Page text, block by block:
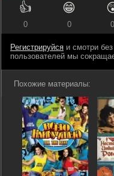
👍
0
😁
0 0
Регистрируйся и смотри
пользователей мы
Похожие материалы: